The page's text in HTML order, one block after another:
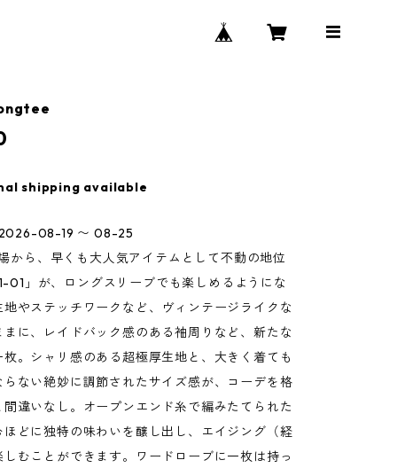
shipping available
08-19 〜 08-25
から、早くも大人気アイテムとして不動の地位
01」が、ロングスリーブでも楽しめるようにな
やステッチワークなど、ヴィンテージライクな
に、レイドバック感のある袖周りなど、新たな
。シャリ感のある超極厚生地と、大きく着ても
ない絶妙に調節されたサイズ感が、コーデを格
違いなし。オープンエンド糸で編みたてられた
どに独特の味わいを醸し出し、エイジング（経
むことができます。ワードローブに一枚は持っ